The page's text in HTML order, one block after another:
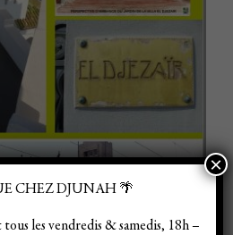
CHEZ DJUNAH 🌴
les vendredis & samedis, 18h –
×